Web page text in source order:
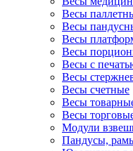
Весы
Весы
Весы
Весы
Весы с
Весы
Весы счетные
Весы
Весы
Модули
Пандусы,